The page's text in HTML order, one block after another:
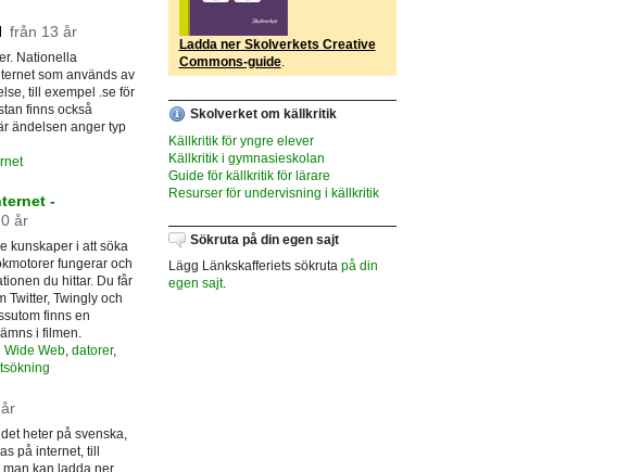
från 13 år
Nationella
som används av
till exempel .se för
finns också
ändelsen anger typ
-
år
kunskaper i att söka
fungerar och
du hittar. Du får
Twitter, Twingly och
finns en
i filmen.
Wide Web, datorer,
heter på svenska,
på internet, till
kan ladda ner
Ladda ner Skolverkets Creative
Commons-guide.
Skolverket om källkritik
Källkritik för yngre elever
Källkritik i gymnasieskolan
Guide för källkritik för lärare
Resurser för undervisning i källkritik
Sökruta på din egen sajt
Lägg Länkskafferiets sökruta på din
egen sajt.